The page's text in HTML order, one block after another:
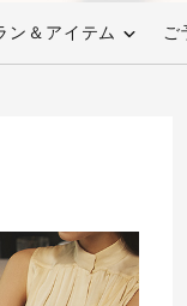
ン＆アイテム ご